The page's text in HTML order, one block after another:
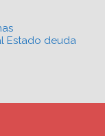
Estado deuda